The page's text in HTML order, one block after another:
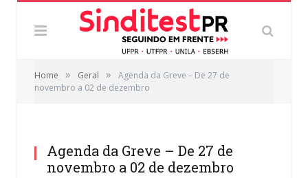
Home » Geral »
Agenda da Greve – De 27 de
novembro a 02 de dezembro
Agenda da Greve – De 27 de
novembro a 02 de dezembro